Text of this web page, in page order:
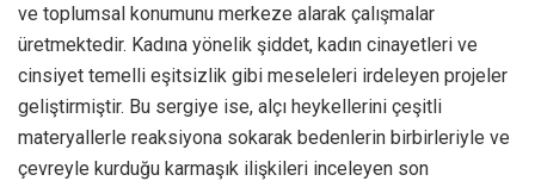
ve toplumsal konumunu merkeze alarak çalışmalar
üretmektedir. Kadına yönelik şiddet, kadın cinayetleri ve
cinsiyet temelli eşitsizlik gibi meseleleri irdeleyen projeler
geliştirmiştir. Bu sergiye ise, alçı heykellerini çeşitli
materyallerle reaksiyona sokarak bedenlerin birbirleriyle ve
çevreyle kurduğu karmaşık ilişkileri inceleyen son